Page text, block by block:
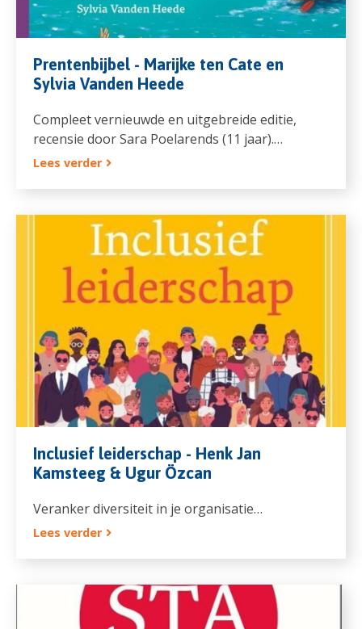
Prentenbijbel - Marijke ten Cate en
Sylvia Vanden Heede
Compleet vernieuwde en uitgebreide editie,
recensie door Sara Poelarends (11 jaar).…
Lees verder
Inclusief leiderschap - Henk Jan
Kamsteeg & Ugur Özcan
Veranker diversiteit in je organisatie…
Lees verder